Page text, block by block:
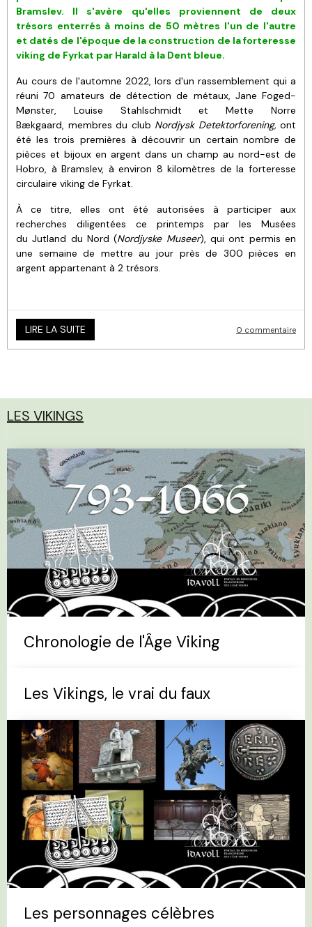
Bramslev. Il s'avère qu'elles proviennent de deux
trésors enterrés à moins de 50 mètres l'un de l'autre
et datés de l'époque de la construction de la forteresse
viking de Fyrkat par Harald à la Dent bleue.
Au cours de l'automne 2022, lors d'un rassemblement qui a
réuni 70 amateurs de détection de métaux, Jane Foged-
Mønster, Louise Stahlschmidt et Mette Norre
Bækgaard, membres du club Nordjysk Detektorforening,ont
été les trois premières à découvrir un certain nombre de
pièces et bijoux en argent dans un champ au nord-est de
Hobro, à Bramslev, à environ 8 kilomètres de la forteresse
circulaire viking de Fyrkat.
À ce titre, elles ont été autorisées à participer aux
recherches diligentées ce printemps par les Musées
du Jutland du Nord (Nordjyske Museer), qui ont permis en
une semaine de mettre au jour près de 300 pièces en
argent appartenant à 2 trésors.
LIRE LA SUITE 0 commentaire
LES VIKINGS
Chronologie de l'Âge Viking
Les Vikings, le vrai du faux
Les personnages célèbres